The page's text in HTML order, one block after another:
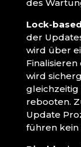
des
Lock-based
der
wird über
wird
gleichzeitig
rebooten.
Update
führen